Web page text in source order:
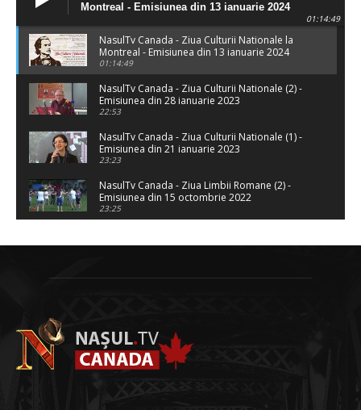
Montreal - Emisiunea din 13 ianuarie 2024
01:14:49
NasulTv Canada - Ziua Culturii Nationale la
Montreal - Emisiunea din 13 ianuarie 2024
01:14:49
NasulTv Canada - Ziua Culturii Nationale (2) -
Emisiunea din 28 ianuarie 2023
22:53
NasulTv Canada - Ziua Culturii Nationale (1) -
Emisiunea din 21 ianuarie 2023
23:23
NasulTv Canada - Ziua Limbii Romane (2) -
Emisiunea din 15 octombrie 2022
23:25
Emisiunea din 8 octombrie 2022
NasulTv Canada - Interviu Protosinghel Maxim
NasulTv Canada - Mihai Eminescu - Ziua
Culturii Nationale - Emisiunea din 15 ianuarie
2022
46:54